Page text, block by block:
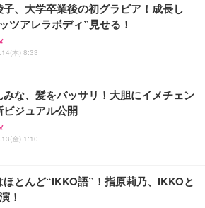
子、大学卒業後の初グラビア！成長し
ツアレラボディ”見せる！
木) 8:33
みな、髪をバッサリ！大胆にイメチェン
ビジュアル公開
金) 1:10
ほとんど“IKKO語”！指原莉乃、IKKOと
！